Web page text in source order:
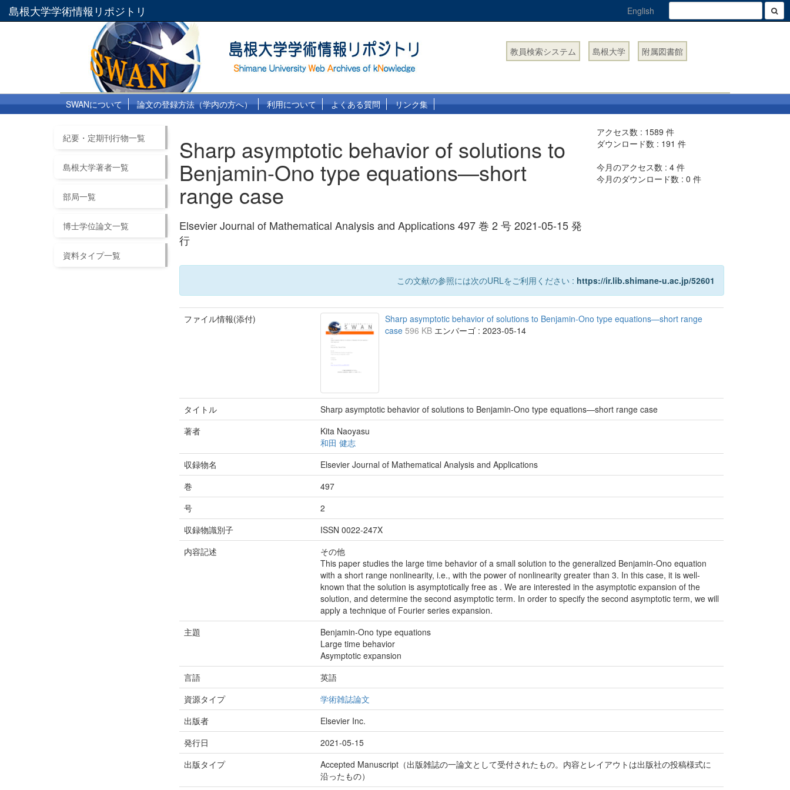
島根大学学術情報リポジトリ English
教員検索システム 島根大学 附属図書館
SWANについて 論文の登録方法（学内の方へ） 利用について よくある質問 リンク集
紀要・定期刊行物一覧
島根大学著者一覧
部局一覧
博士学位論文一覧
資料タイプ一覧
Sharp asymptotic behavior of solutions to
Benjamin-Ono type equations—short
range case
Elsevier Journal of Mathematical Analysis and Applications 497 巻 2 号 2021-05-15 発
行
アクセス数 : 1589 件
ダウンロード数 : 191 件
今月のアクセス数 :4 件
今月のダウンロード数 :0 件
この文献の参照には次のURLをご利用ください : https://ir.lib.shimane-u.ac.jp/52601
ファイル情報(添付)
Sharp asymptotic behavior of solutions to Benjamin-Ono type equations—short range
case596 KB エンバーゴ : 2023-05-14
タイトル
Sharp asymptotic behavior of solutions to Benjamin-Ono type equations—short range case
著者
Kita Naoyasu
和田 健志
収録物名
Elsevier Journal of Mathematical Analysis and Applications
巻
497
号
2
収録物識別子
ISSN 0022-247X
内容記述
その他
This paper studies the large time behavior of a small solution to the generalized Benjamin-Ono equation
with a short range nonlinearity, i.e., with the power of nonlinearity greater than 3. In this case, it is well-
known that the solution is asymptotically free as . We are interested in the asymptotic expansion of the
solution, and determine the second asymptotic term. In order to specify the second asymptotic term, we will
apply a technique of Fourier series expansion.
主題
Benjamin-Ono type equations
Large time behavior
Asymptotic expansion
言語
英語
資源タイプ
学術雑誌論文
出版者
Elsevier Inc.
発行日
2021-05-15
出版タイプ
Accepted Manuscript（出版雑誌の一論文として受付されたもの。内容とレイアウトは出版社の投稿様式に
沿ったもの）